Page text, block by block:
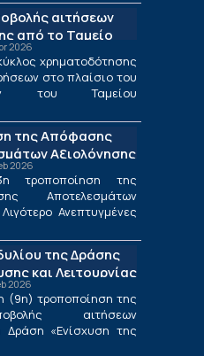
αιτήσεων
από το Ταμείο
ΤΕΠΙΧ ΙΙΙ
2026
χρηματοδότησης
στο πλαίσιο του
του Ταμείου
της Απόφασης
Αξιολόγησης
Ανεπτυγμένες
τις Περιφέρειες
της Δράσης
και Λειτουργίας
Τουριστικών
2026
τροποποίηση της
Αποτελεσμάτων
Ανεπτυγμένες
της Δράσης
και Λειτουργίας
Τουριστικών
2026
(9η) τροποποίηση της
αιτήσεων
Δράση «Ενίσχυση της